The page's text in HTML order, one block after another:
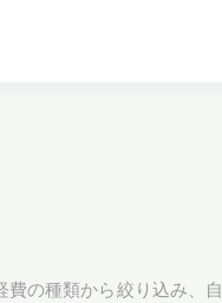
の種類から絞り込み、自